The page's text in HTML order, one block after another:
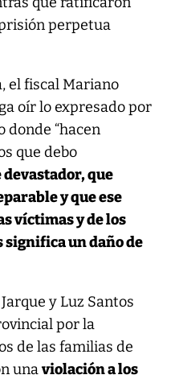
perpetua
el fiscal Mariano
oír lo expresado por
donde “hacen
que debo
devastador, que
y que ese
víctimas y de los
un daño de
y Luz Santos
por la
de las familias de
unaviolación a los